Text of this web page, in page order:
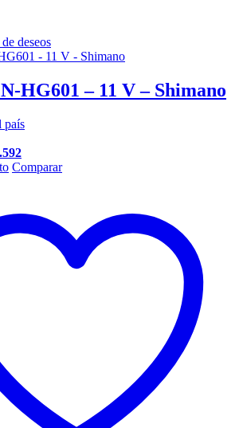
deseos
HG601 – 11 V – Shimano
país
Comparar